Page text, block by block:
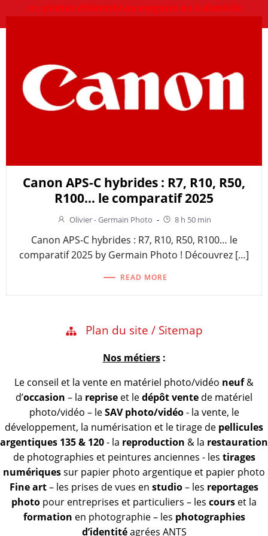
vos photos d’identité au magasin ou à domicile
Canon APS-C hybrides : R7, R10, R50,
R100… le comparatif 2025
Olivier - Germain Photo - 8 h 50 min
Canon APS-C hybrides : R7, R10, R50, R100… le
comparatif 2025 by Germain Photo ! Découvrez […]
READ MORE
Plan du site / Sitemap
Nos métiers:
Le conseil et la vente en matériel photo/vidéo neuf&
d’occasion – la reprise et ledépôt vente de matériel
photo/vidéo – leSAV photo/vidéo- la vente, le
développement, la numérisation et le tirage de pellicules
argentiques 135 & 120- la reproduction & la restauration
de photographies et peintures anciennes - les tirages
numériquessur papier photo argentique et papier photo
Fine art– les prises de vues en studio– les reportages
photo pour entreprises et particuliers – les cours et la
formation en photographie – les photographies
d’identitéagrées ANTS